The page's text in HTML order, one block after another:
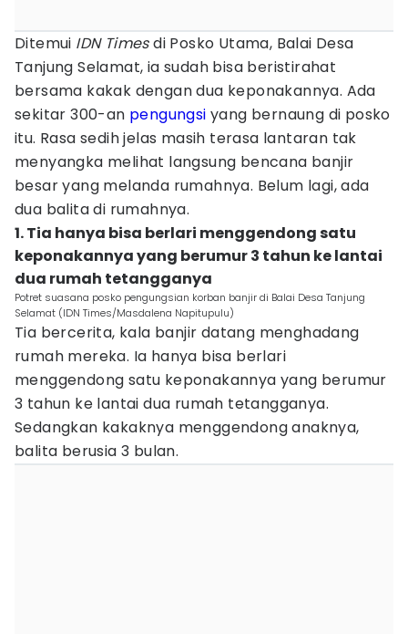
Ditemui IDN Timesdi Posko Utama, Balai Desa
Tanjung Selamat, ia sudah bisa beristirahat
bersama kakak dengan dua keponakannya. Ada
sekitar 300-an pengungsi yang bernaung di posko
itu. Rasa sedih jelas masih terasa lantaran tak
menyangka melihat langsung bencana banjir
besar yang melanda rumahnya. Belum lagi, ada
dua balita di rumahnya.
1. Tia hanya bisa berlari menggendong satu
keponakannya yang berumur 3 tahun ke lantai
dua rumah tetangganya
Potret suasana posko pengungsian korban banjir di Balai Desa Tanjung
Selamat (IDN Times/Masdalena Napitupulu)
Tia bercerita, kala banjir datang menghadang
rumah mereka. Ia hanya bisa berlari
menggendong satu keponakannya yang berumur
3 tahun ke lantai dua rumah tetangganya.
Sedangkan kakaknya menggendong anaknya,
balita berusia 3 bulan.